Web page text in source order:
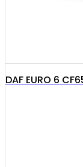
DAF EURO 6